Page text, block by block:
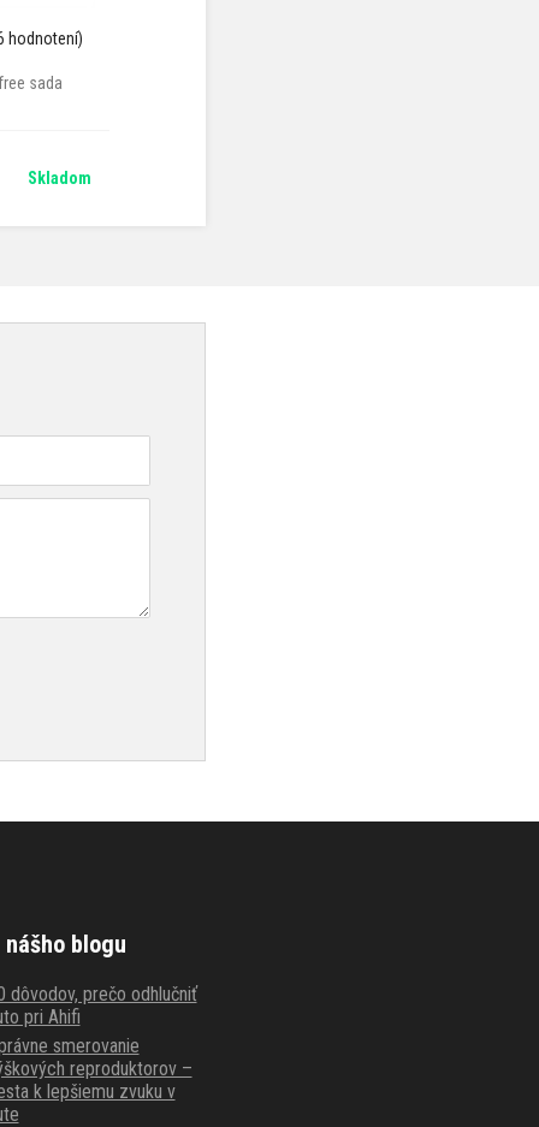
hodnotení)
sada
Skladom
nášho blogu
dôvodov, prečo odhlučniť
pri Ahifi
smerovanie
reproduktorov –
k lepšiemu zvuku v